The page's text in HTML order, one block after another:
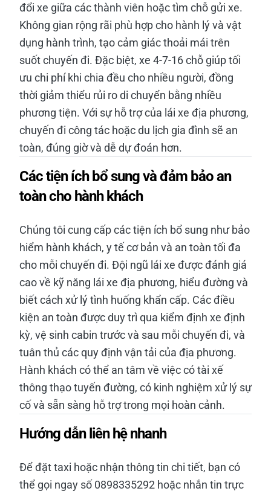
đổi xe giữa các thành viên hoặc tìm chỗ gửi xe.
Không gian rộng rãi phù hợp cho hành lý và vật
dụng hành trình, tạo cảm giác thoải mái trên
suốt chuyến đi. Đặc biệt, xe 4-7-16 chỗ giúp tối
ưu chi phí khi chia đều cho nhiều người, đồng
thời giảm thiểu rủi ro di chuyển bằng nhiều
phương tiện. Với sự hỗ trợ của lái xe địa phương,
chuyến đi công tác hoặc du lịch gia đình sẽ an
toàn, đúng giờ và dễ dự đoán hơn.
Các tiện ích bổ sung và đảm bảo an
toàn cho hành khách
Chúng tôi cung cấp các tiện ích bổ sung như bảo
hiểm hành khách, y tế cơ bản và an toàn tối đa
cho mỗi chuyến đi. Đội ngũ lái xe được đánh giá
cao về kỹ năng lái xe địa phương, hiểu đường và
biết cách xử lý tình huống khẩn cấp. Các điều
kiện an toàn được duy trì qua kiểm định xe định
kỳ, vệ sinh cabin trước và sau mỗi chuyến đi, và
tuân thủ các quy định vận tải của địa phương.
Hành khách có thể an tâm về việc có tài xế
thông thạo tuyến đường, có kinh nghiệm xử lý sự
cố và sẵn sàng hỗ trợ trong mọi hoàn cảnh.
Hướng dẫn liên hệ nhanh
Để đặt taxi hoặc nhận thông tin chi tiết, bạn có
thể gọi ngay số 0898335292 hoặc nhắn tin trực